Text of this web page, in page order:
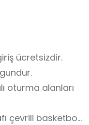
ücretsizdir.
oturma alanları
çevrili basketbol